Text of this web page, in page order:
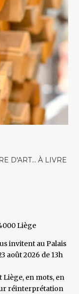
D'ART... À LIVRE
Liège
invitent au Palais
août 2026 de 13h
en mots, en
réinterprétation